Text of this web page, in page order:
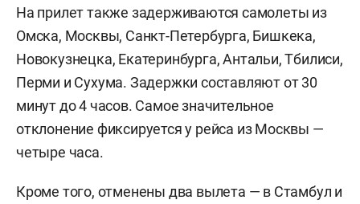
На прилет также задерживаются самолеты из
Омска, Москвы, Санкт-Петербурга, Бишкека,
Новокузнецка, Екатеринбурга, Антальи, Тбилиси,
Перми и Сухума. Задержки составляют от 30
минут до 4 часов. Самое значительное
отклонение фиксируется у рейса из Москвы —
четыре часа.
Кроме того, отменены два вылета — в Стамбул и